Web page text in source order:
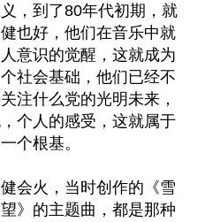
，到了80年代初期，就
也好，他们在音乐中就
意识的觉醒，这就成为
社会基础，他们已经不
注什么党的光明未来，
个人的感受，这就属于
个根基。
会火，当时创作的《雪
》的主题曲，都是那种